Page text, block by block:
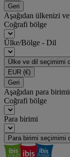
Geri
Aşağıdan ülkenizi
Coğrafi bölge
Ülke/Bölge - Dil
Ülke ve dil seçimimi
EUR (€)
Geri
Aşağıdan para
Coğrafi bölge
Para birimi
Para birimi seçimimi